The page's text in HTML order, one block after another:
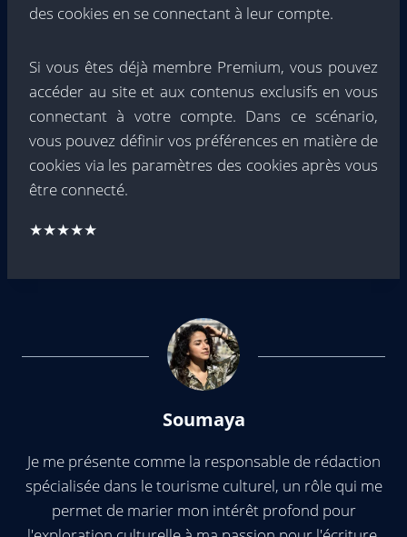
des cookies en se connectant à leur compte.
Si vous êtes déjà membre Premium, vous pouvez
accéder au site et aux contenus exclusifs en vous
connectant à votre compte. Dans ce scénario,
vous pouvez définir vos préférences en matière de
cookies via les paramètres des cookies après vous
être connecté.
★★★★★
Soumaya
Je me présente comme la responsable de rédaction
spécialisée dans le tourisme culturel, un rôle qui me
permet de marier mon intérêt profond pour